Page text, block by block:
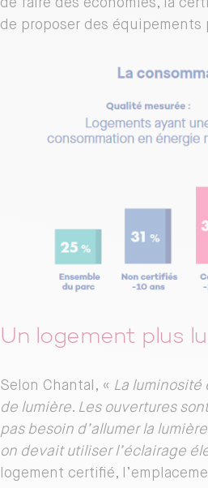
de faire des économies, la
de proposer des équipements
Un logement plus
Selon Chantal, « La luminosité
de lumière. Les ouvertures
pas besoin d’allumer la
on devait utiliser l’éclairage
logement certifié,